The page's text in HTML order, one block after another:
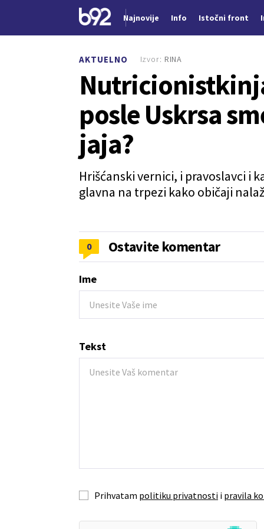
Najnovije Info Istočni front
AKTUELNO
posle Uskrsa
jaja?
Hrišćanski vernici, i pravoslavci i
glavna na trpezi kako običaji
Izvor: RINA
0 Ostavite komentar
Ime
Tekst
Prihvatam politiku privatnosti i pravila